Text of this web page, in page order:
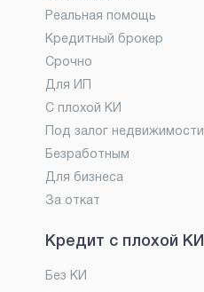
Реальная помощь
Кредитный брокер
Срочно
Для ИП
С плохой КИ
Под залог недвижимости
Безработным
Для бизнеса
За откат
Кредит с плохой КИ
Без КИ